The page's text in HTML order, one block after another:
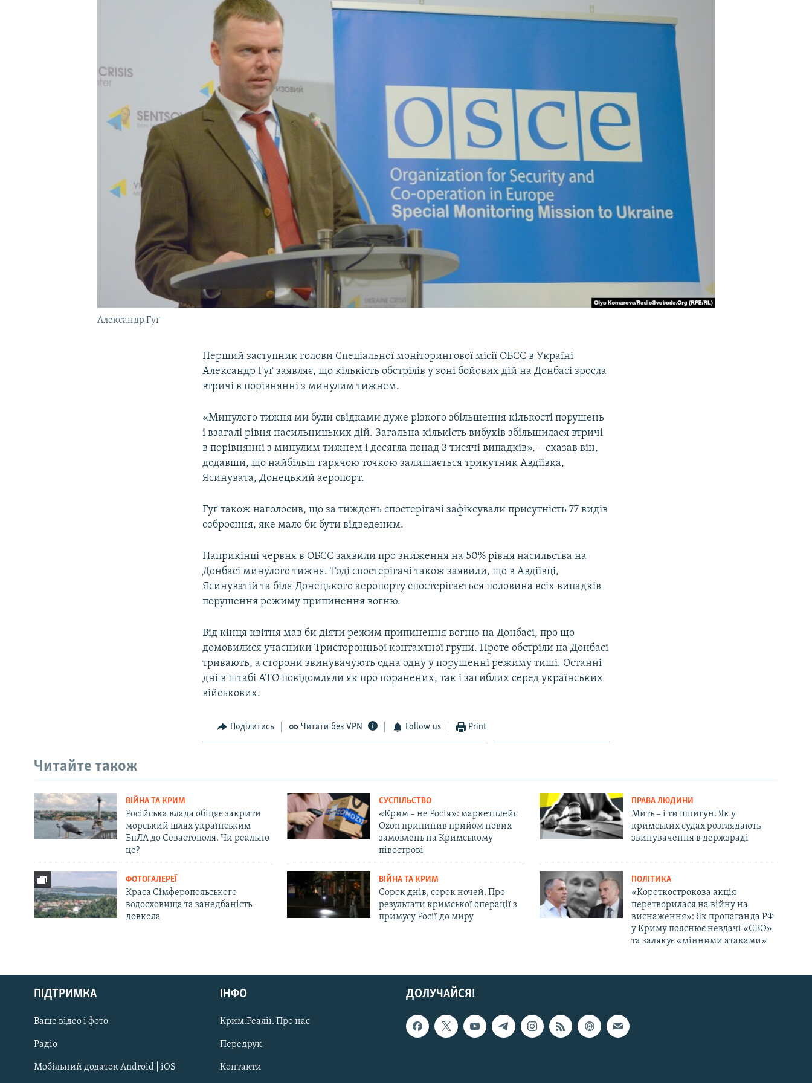
Русский
Qırımtatar
ДОЛУЧАЙСЯ!
Александр Гуґ
Перший заступник голови Спеціальної моніторингової місії ОБСЄ в Україні
Александр Гуґ заявляє, що кількість обстрілів у зоні бойових дій на Донбасі зросла
втричі в порівнянні з минулим тижнем.
«Минулого тижня ми були свідками дуже різкого збільшення кількості порушень
і взагалі рівня насильницьких дій. Загальна кількість вибухів збільшилася втричі
в порівнянні з минулим тижнем і досягла понад 3 тисячі випадків», – сказав він,
додавши, що найбільш гарячою точкою залишається трикутник Авдіївка,
Ясинувата, Донецький аеропорт.
Гуґ також наголосив, що за тиждень спостерігачі зафіксували присутність 77 видів
озброєння, яке мало би бути відведеним.
Наприкінці червня в ОБСЄ заявили про зниження на 50% рівня насильства на
Донбасі минулого тижня. Тоді спостерігачі також заявили, що в Авдіївці,
Ясинуватій та біля Донецького аеропорту спостерігається половина всіх випадків
порушення режиму припинення вогню.
Від кінця квітня мав би діяти режим припинення вогню на Донбасі, про що
домовилися учасники Тристоронньої контактної групи. Проте обстріли на Донбасі
тривають, а сторони звинувачують одна одну у порушенні режиму тиші. Останні
дні в штабі АТО повідомляли як про поранених, так і загиблих серед українських
військових.
Поділитись Читати без VPN Follow us Print
Читайте також
ВІЙНА ТА КРИМ
Російська влада обіцяє закрити
морський шлях українським
БпЛА до Севастополя. Чи реально
це?
СУСПІЛЬСТВО
«Крим – не Росія»: маркетплейс
Ozon припинив прийом нових
замовлень на Кримському
півострові
ПРАВА ЛЮДИНИ
Мить – і ти шпигун. Як у
кримських судах розглядають
звинувачення в держзраді
ФОТОГАЛЕРЕЇ
Краса Сімферопольського
водосховища та занедбаність
довкола
ВІЙНА ТА КРИМ
Сорок днів, сорок ночей. Про
результати кримської операції з
примусу Росії до миру
ПОЛІТИКА
«Короткострокова акція
перетворилася на війну на
виснаження»: Як пропаганда РФ
у Криму пояснює невдачі «СВО»
та залякує «мінними атаками»
ДОЛУЧАЙСЯ!
ПІДТРИМКА
Ваше відео і фото
Радіо
Мобільний додаток Android | iOS
ІНФО
Крим.Реалії. Про нас
Передрук
Контакти